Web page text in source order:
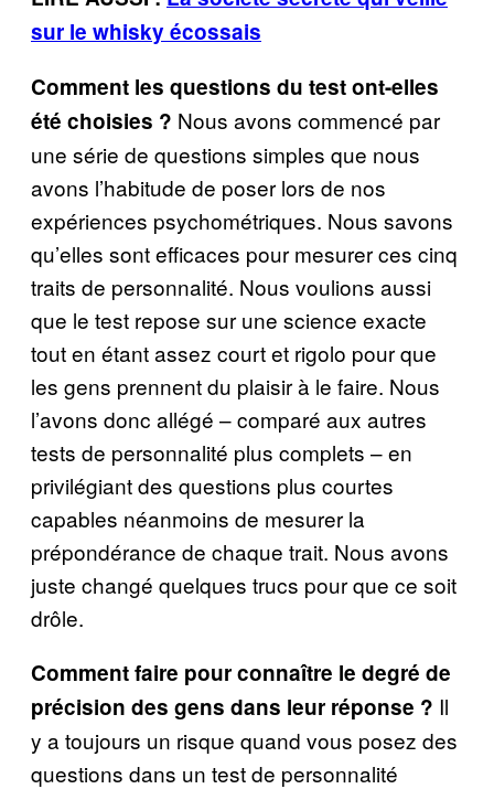
sur le whisky écossais
Comment les questions du test ont-elles
été choisies ? Nous avons commencé par
une série de questions simples que nous
avons l’habitude de poser lors de nos
expériences psychométriques. Nous savons
qu’elles sont efficaces pour mesurer ces cinq
traits de personnalité. Nous voulions aussi
que le test repose sur une science exacte
tout en étant assez court et rigolo pour que
les gens prennent du plaisir à le faire. Nous
l’avons donc allégé – comparé aux autres
tests de personnalité plus complets – en
privilégiant des questions plus courtes
capables néanmoins de mesurer la
prépondérance de chaque trait. Nous avons
juste changé quelques trucs pour que ce soit
drôle.
Comment faire pour connaître le degré de
précision des gens dans leur réponse ? Il
y a toujours un risque quand vous posez des
questions dans un test de personnalité